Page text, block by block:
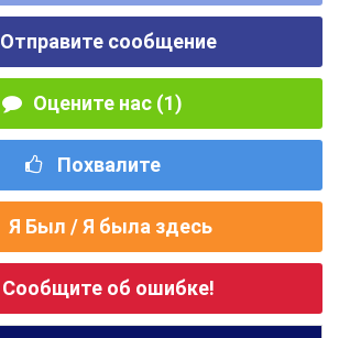
Отправите сообщение
Оцените нас (1)
Похвалите
Я Был / Я была здесь
Сообщите об ошибке!